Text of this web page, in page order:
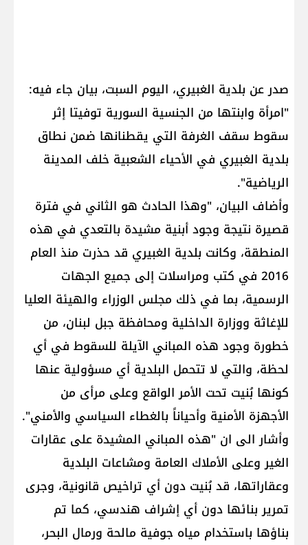
صدر عن بلدية الغبيري، اليوم السبت، بيان جاء فيه:
"امرأة وابنتها من الجنسية السورية توفيتا إثر
سقوط سقف الغرفة التي يقطنانها ضمن نطاق
بلدية الغبيري في الأحياء الشعبية خلف المدينة
الرياضية".
وأضاف البيان، "وهذا الحادث هو الثاني في فترة
قصيرة نتيجة وجود أبنية مشيدة بالتعدي في هذه
المنطقة، وكانت بلدية الغبيري قد حذرت منذ العام
2016 في كتب ومراسلات إلى جميع الجهات
الرسمية، بما في ذلك مجلس الوزراء والهيئة العليا
للإغاثة ووزارة الداخلية ومحافظة جبل لبنان، من
خطورة وجود هذه المباني الآيلة للسقوط في أي
لحظة، والتي لا تتحمل البلدية أي مسؤولية عنها
كونها بُنيت تحت الأمر الواقع وعلى مرأى من
الأجهزة الأمنية وأحياناً بالغطاء السياسي والأمني".
وأشار الى ان "هذه المباني المشيدة على عقارات
الغير وعلى الأملاك العامة ومشاعات البلدية
وعقاراتها، قد بُنيت دون أي تراخيص قانونية، وجرى
تمرير بنائها دون أي إشراف هندسي، كما تم
بناؤها باستخدام مياه جوفية مالحة ورمال البحر،